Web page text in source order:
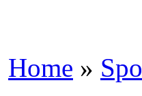
Home »